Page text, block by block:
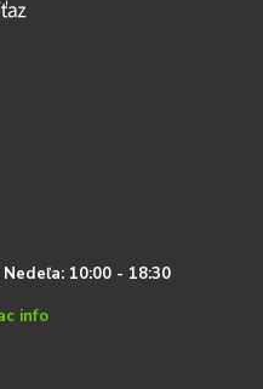
10:00 - 18:30
info